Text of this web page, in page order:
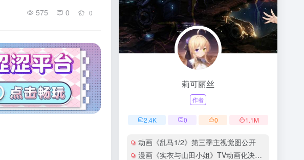
575 0 0
莉可丽丝
作者
2.4K 0 0 1.1M
动画《乱马1/2》第三季主视觉图公开
漫画《实衣与山田小姐》TV动画化决定！